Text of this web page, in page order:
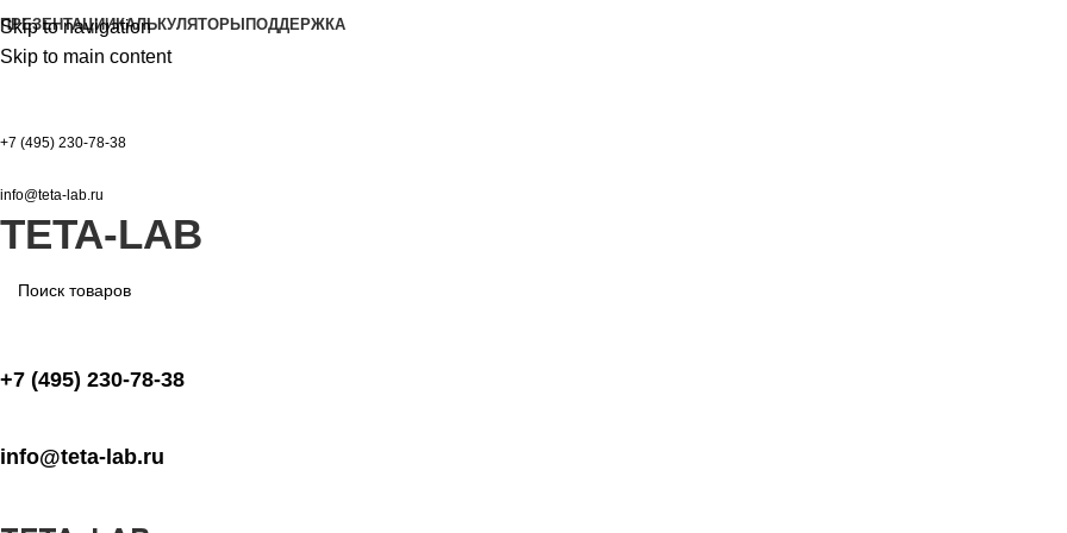
Skip to navigation
Skip to main content
ПРЕЗЕНТАЦИИКАЛЬКУЛЯТОРЫ ПОДДЕРЖКА
+7 (495) 230-78-38
info@teta-lab.ru
TETA-LAB
+7 (495) 230-78-38
info@teta-lab.ru